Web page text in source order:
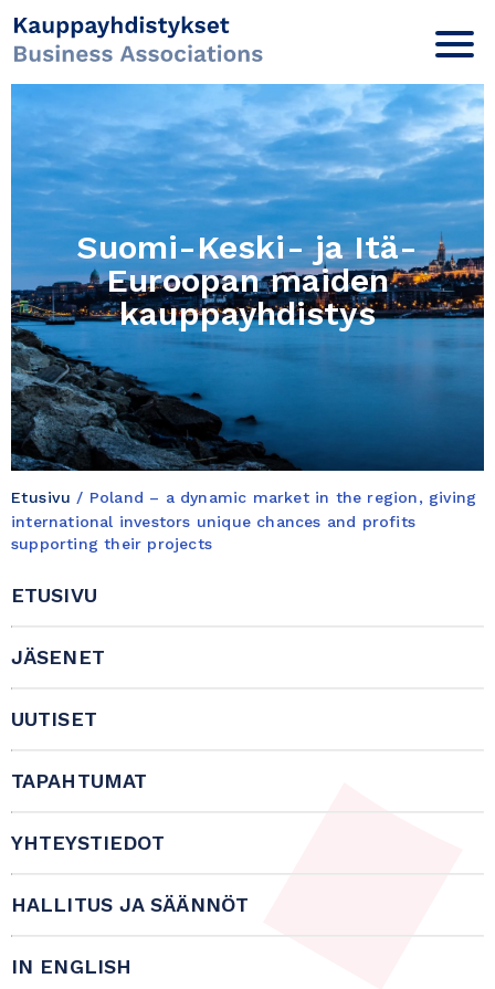
Suomi-Keski- ja Itä-
Euroopan maiden
kauppayhdistys
Etusivu / Poland – a dynamic market in the region, giving
international investors unique chances and profits
supporting their projects
ETUSIVU
JÄSENET
UUTISET
TAPAHTUMAT
YHTEYSTIEDOT
HALLITUS JA SÄÄNNÖT
IN ENGLISH